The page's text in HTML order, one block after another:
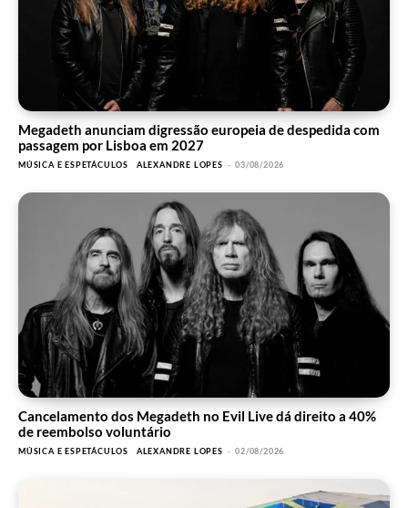
Megadeth anunciam digressão europeia de despedida com
passagem por Lisboa em 2027
MÚSICA E ESPETÁCULOS ALEXANDRE LOPES - 03/08/2026
Cancelamento dos Megadeth no Evil Live dá direito a 40%
de reembolso voluntário
MÚSICA E ESPETÁCULOS ALEXANDRE LOPES - 02/08/2026